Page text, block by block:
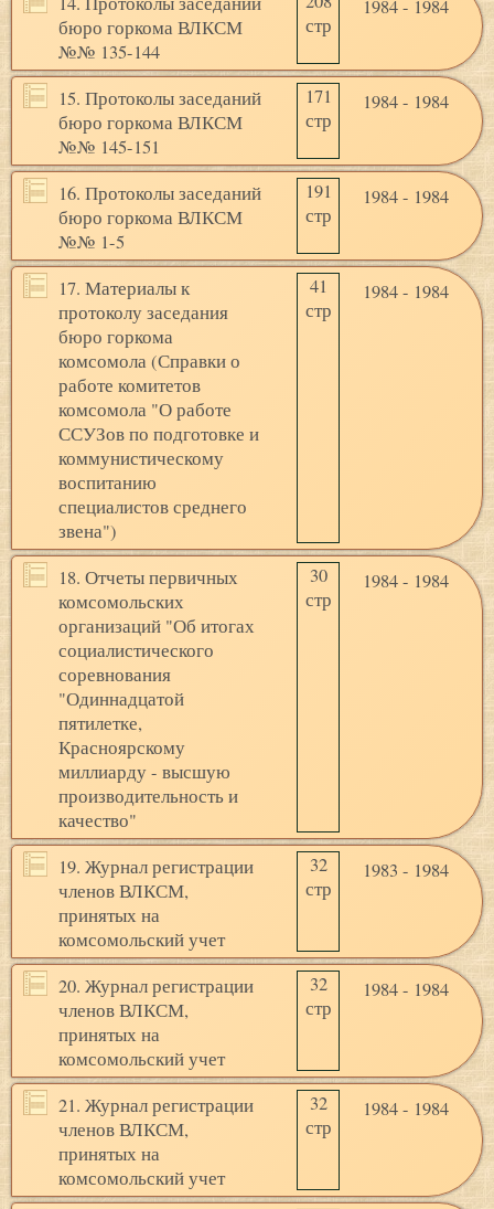
бюро горкома ВЛКСМ
№№ 135-144
стр
1984 - 1984
15. Протоколы заседаний
бюро горкома ВЛКСМ
№№ 145-151
171
стр
1984 - 1984
16. Протоколы заседаний
бюро горкома ВЛКСМ
№№ 1-5
191
стр
1984 - 1984
17. Материалы к
протоколу заседания
бюро горкома
комсомола (Справки о
работе комитетов
комсомола "О работе
ССУЗов по подготовке и
коммунистическому
воспитанию
специалистов среднего
звена")
41
стр
1984 - 1984
18. Отчеты первичных
комсомольских
организаций "Об итогах
социалистического
соревнования
"Одиннадцатой
пятилетке,
Красноярскому
миллиарду - высшую
производительность и
качество"
30
стр
1984 - 1984
19. Журнал регистрации
членов ВЛКСМ,
принятых на
комсомольский учет
32
стр
1983 - 1984
20. Журнал регистрации
членов ВЛКСМ,
принятых на
комсомольский учет
32
стр
1984 - 1984
21. Журнал регистрации
членов ВЛКСМ,
принятых на
комсомольский учет
32
стр
1984 - 1984